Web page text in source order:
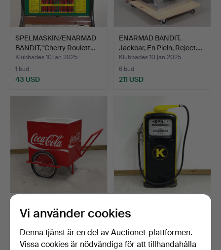
SPELMASKIN/ENARMAD
BANDIT, "Cherry Roulett…
Klubbades 10 jan 2025
1 bud
43 USD
ENARMAD BANDIT,
Jackbar, En Plein, Reject.…
Klubbades 10 jan 2025
6 bud
211 USD
1900-tal.
4 bud
138 USD
bensinpump, modell 87A,
29 bud
1 213 USD
Vi använder cookies
Denna tjänst är en del av Auctionet-plattformen.
Vissa cookies är nödvändiga för att tillhandahålla